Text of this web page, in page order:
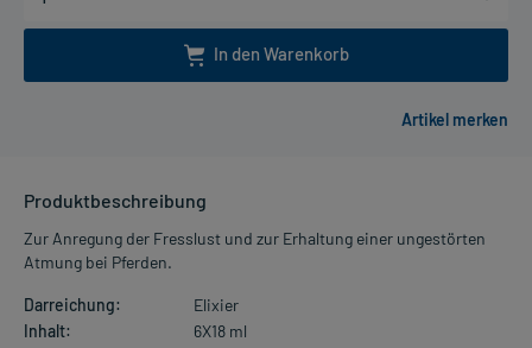
In den Warenkorb
Produktbeschreibung
Zur Anregung der Fresslust und zur Erhaltung einer ungestörten
Atmung bei Pferden.
Darreichung:
Elixier
Inhalt:
6X18 ml